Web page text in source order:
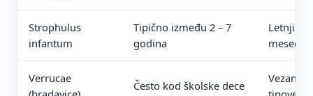
Strophulus
infantum
Tipično između 2 – 7
godina
Letnji i
meseci
Verrucae
Često kod školske dece
Vezano